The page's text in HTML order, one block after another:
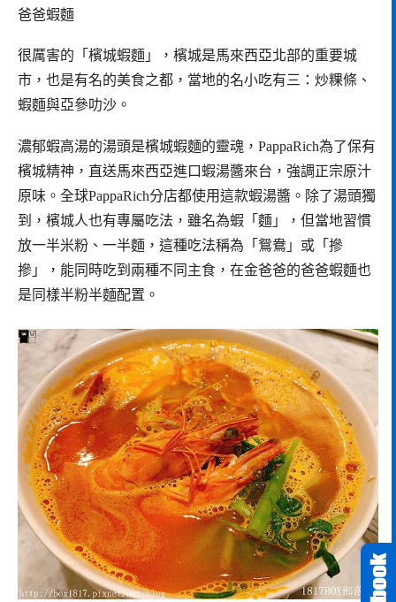
爸爸蝦麵
很厲害的「檳城蝦麵」，檳城是馬來西亞北部的重要城
市，也是有名的美食之都，當地的名小吃有三：炒粿條、
蝦麵與亞參叻沙。
濃郁蝦高湯的湯頭是檳城蝦麵的靈魂，PappaRich為了保有
檳城精神，直送馬來西亞進口蝦湯醬來台，強調正宗原汁
原味。全球PappaRich分店都使用這款蝦湯醬。除了湯頭獨
到，檳城人也有專屬吃法，雖名為蝦「麵」，但當地習慣
放一半米粉、一半麵，這種吃法稱為「鴛鴦」或「摻
摻」，能同時吃到兩種不同主食，在金爸爸的爸爸蝦麵也
是同樣半粉半麵配置。